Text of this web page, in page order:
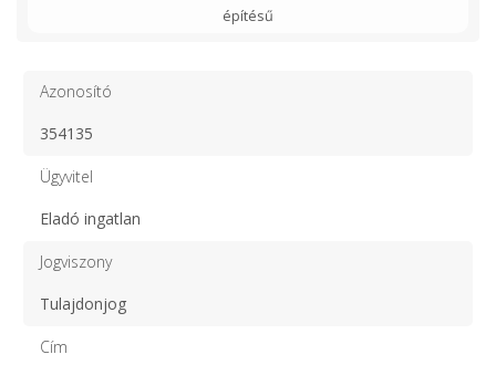
építésű
Azonosító
354135
Ügyvitel
Eladó ingatlan
Jogviszony
Tulajdonjog
Cím